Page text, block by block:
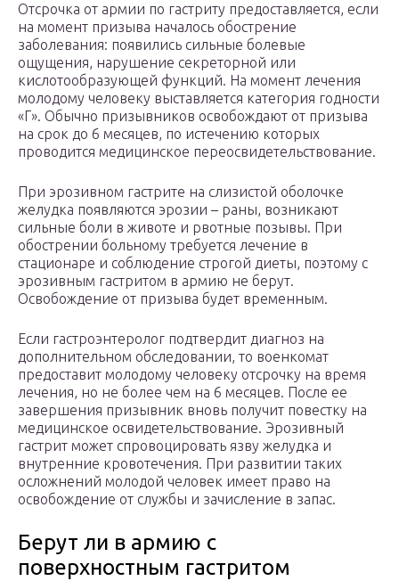
Отсрочка от армии по гастриту предоставляется, если
на момент призыва началось обострение
заболевания: появились сильные болевые
ощущения, нарушение секреторной или
кислотообразующей функций. На момент лечения
молодому человеку выставляется категория годности
«Г». Обычно призывников освобождают от призыва
на срок до 6 месяцев, по истечению которых
проводится медицинское переосвидетельствование.
При эрозивном гастрите на слизистой оболочке
желудка появляются эрозии – раны, возникают
сильные боли в животе и рвотные позывы. При
обострении больному требуется лечение в
стационаре и соблюдение строгой диеты, поэтому с
эрозивным гастритом в армию не берут.
Освобождение от призыва будет временным.
Если гастроэнтеролог подтвердит диагноз на
дополнительном обследовании, то военкомат
предоставит молодому человеку отсрочку на время
лечения, но не более чем на 6 месяцев. После ее
завершения призывник вновь получит повестку на
медицинское освидетельствование. Эрозивный
гастрит может спровоцировать язву желудка и
внутренние кровотечения. При развитии таких
осложнений молодой человек имеет право на
освобождение от службы и зачисление в запас.
Берут ли в армию с
поверхностным гастритом